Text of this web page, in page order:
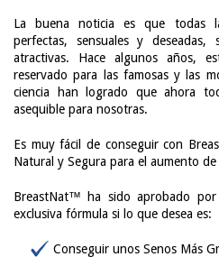
La buena noticia es que todas
perfectas, sensuales y
atractivas. Hace algunos años,
reservado para las famosas y las
ciencia han logrado que ahora
asequible para nosotras.
Es muy fácil de conseguir con
Natural y Segura para el aumento de
BreastNat™ ha sido aprobado por
exclusiva fórmula si lo que desea es:
Conseguir unos Senos Más